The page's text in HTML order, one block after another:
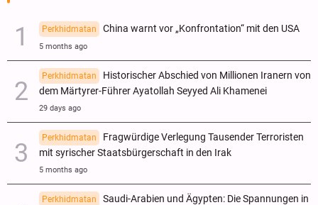
Perkhidmatan China warnt vor „Konfrontation“ mit den USA
5 months ago
Perkhidmatan
Historischer Abschied von Millionen Iranern von
dem Märtyrer-Führer Ayatollah Seyyed Ali Khamenei
29 days ago
Perkhidmatan
Fragwürdige Verlegung Tausender Terroristen
mit syrischer Staatsbürgerschaft in den Irak
5 months ago
Perkhidmatan
Saudi-Arabien und Ägypten: Die Spannungen in